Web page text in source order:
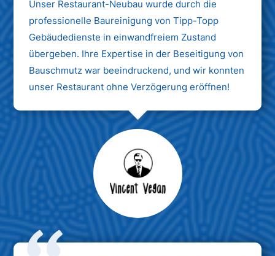
Unser Restaurant-Neubau wurde durch die
professionelle Baureinigung von Tipp-Topp
Gebäudedienste in einwandfreiem Zustand
übergeben. Ihre Expertise in der Beseitigung von
Bauschmutz war beeindruckend, und wir konnten
unser Restaurant ohne Verzögerung eröffnen!
Max Mustermann
Unternehmen AG